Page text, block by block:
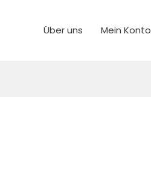
Über uns Mein Konto